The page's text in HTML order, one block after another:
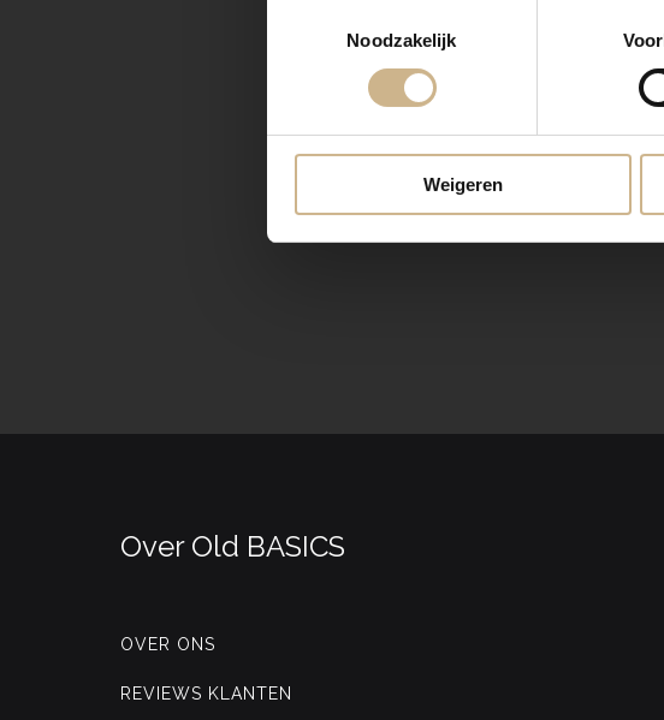
Noodzakelijk
Weigeren
Over Old BASICS
OVER ONS
REVIEWS KLANTEN